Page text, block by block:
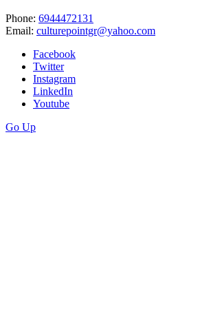
Phone: 6944472131
Email: culturepointgr@yahoo.com
Facebook
Twitter
Instagram
LinkedIn
Youtube
Go Up